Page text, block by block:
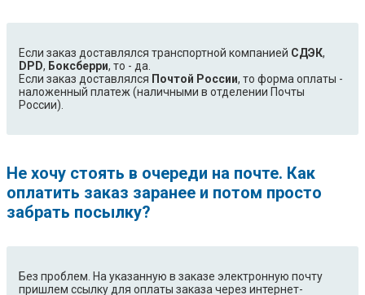
Если заказ доставлялся транспортной компанией СДЭК,
DPD, Боксберри, то - да.
Если заказ доставлялся Почтой России, то форма оплаты -
наложенный платеж (наличными в отделении Почты
России).
Не хочу стоять в очереди на почте. Как
оплатить заказ заранее и потом просто
забрать посылку?
Без проблем. На указанную в заказе электронную почту
пришлем ссылку для оплаты заказа через интернет-